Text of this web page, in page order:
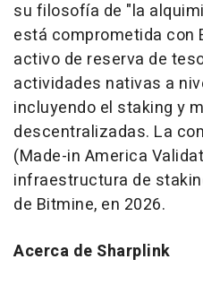
su filosofía de "la
está comprometida con
activo de reserva de
actividades nativas a
incluyendo el staking y
descentralizadas. La
(Made-in America
infraestructura de
de Bitmine, en 2026.
Acerca de Sharplink